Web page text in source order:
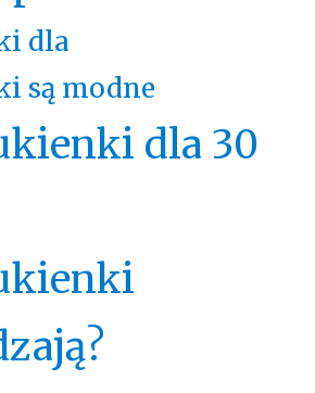
dla
są modne
dla 30